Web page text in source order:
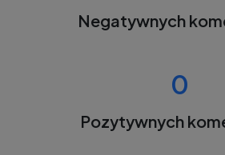
Negatywnych
0
Pozytywnych